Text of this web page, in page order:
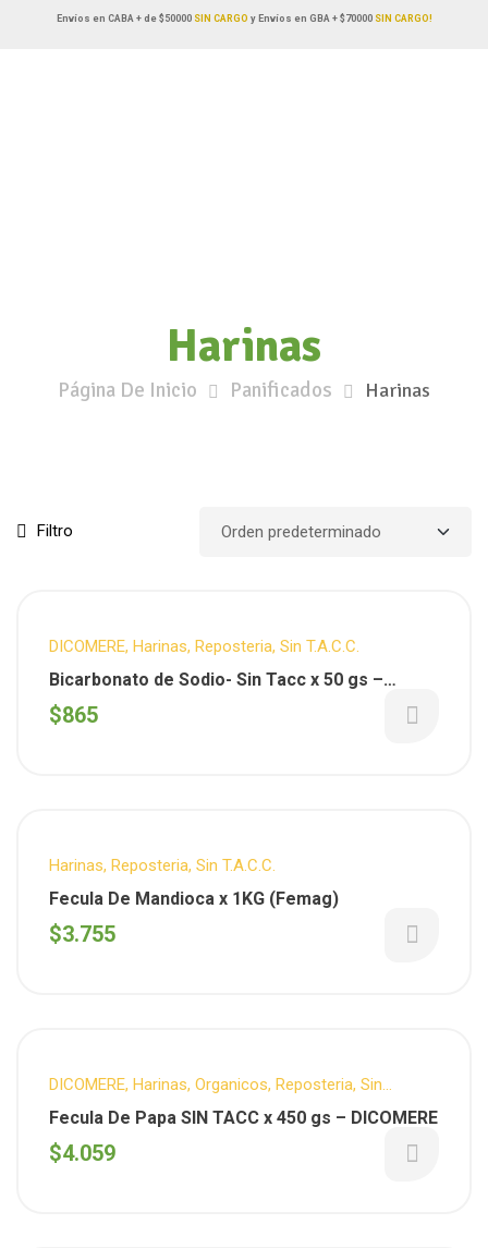
Envíos en CABA + de $50000SIN CARGO y Envíos en GBA + $70000 SIN CARGO!
Harinas
Página De Inicio Panificados Harinas
Filtro
DICOMERE, Harinas, Reposteria, Sin T.A.C.C.
Bicarbonato de Sodio- Sin Tacc x 50 gs –
DICOMERE
$865
Harinas, Reposteria, Sin T.A.C.C.
Fecula De Mandioca x 1KG (Femag)
$3.755
DICOMERE, Harinas, Organicos, Reposteria, Sin
T.A.C.C.
Fecula De Papa SIN TACC x 450 gs – DICOMERE
$4.059